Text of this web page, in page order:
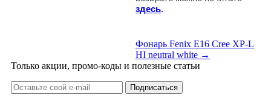
здесь.
Фонарь Fenix E16 Cree XP-L
HI neutral white →
Только акции, промо-коды и полезные статьи